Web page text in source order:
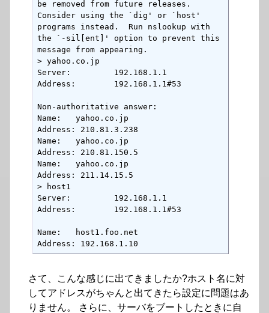
be removed from future releases.
Consider using the `dig' or `host'
programs instead.  Run nslookup with
the `-sil[ent]' option to prevent this
message from appearing.
> yahoo.co.jp
Server:         192.168.1.1
Address:        192.168.1.1#53
Non-authoritative answer:
Name:   yahoo.co.jp
Address: 210.81.3.238
Name:   yahoo.co.jp
Address: 210.81.150.5
Name:   yahoo.co.jp
Address: 211.14.15.5
> host1
Server:         192.168.1.1
Address:        192.168.1.1#53
Name:   host1.foo.net
Address: 192.168.1.10
さて、こんな感じに出てきましたか?ホスト名に対
してアドレスがちゃんと出てきたら設定に問題はあ
りません。 さらに、サーバをブートしたときに自